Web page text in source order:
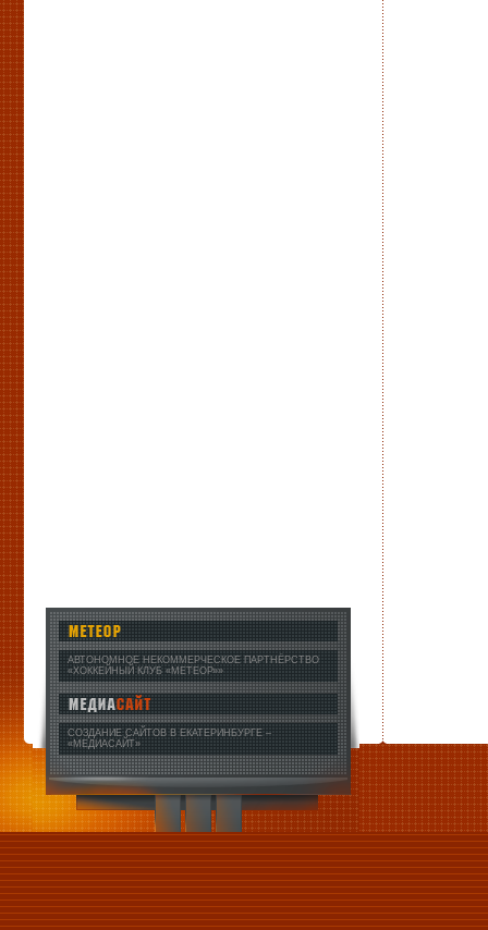
АВТОНОМНОЕ НЕКОММЕРЧЕСКОЕ ПАРТНЁРСТВО
«ХОККЕЙНЫЙ КЛУБ «МЕТЕОР»»
СОЗДАНИЕ САЙТОВ В ЕКАТЕРИНБУРГЕ –
«МЕДИАСАЙТ»